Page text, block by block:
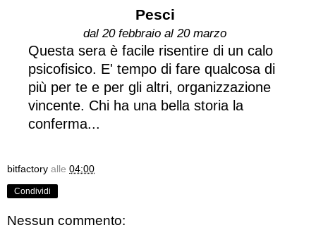
Pesci
dal 20 febbraio al 20 marzo
Questa sera è facile risentire di un calo
psicofisico. E' tempo di fare qualcosa di
più per te e per gli altri, organizzazione
vincente. Chi ha una bella storia la
conferma...
bitfactory alle 04:00
Condividi
Nessun commento: